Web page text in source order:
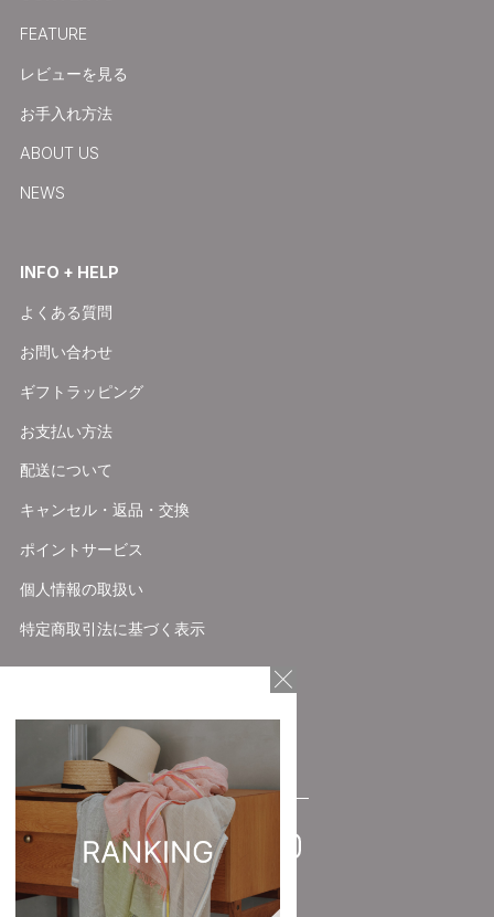
FEATURE
レビューを見る
お手入れ方法
ABOUT US
NEWS
INFO + HELP
よくある質問
お問い合わせ
ギフトラッピング
お支払い方法
配送について
キャンセル・返品・交換
ポイントサービス
個人情報の取扱い
特定商取引法に基づく表示
FOLLOW US